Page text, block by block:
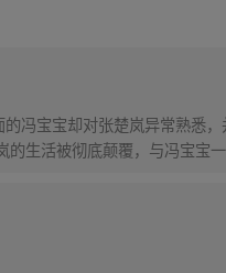
冯宝宝却对张楚岚异常熟悉
生活被彻底颠覆，与冯宝宝一